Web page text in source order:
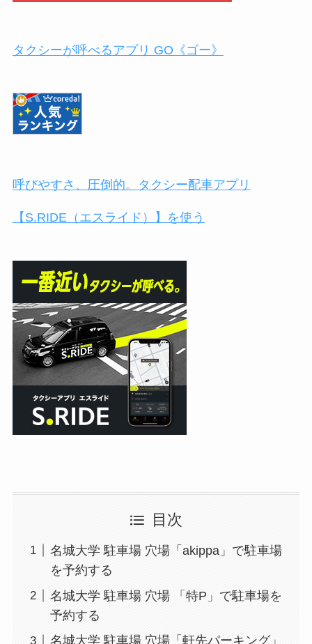
タクシーが呼べるアプリ GO《ゴー》
呼びやすさ、圧倒的。タクシー配車アプリ
【S.RIDE（エスライド）】を使う
目次
名城大学 駐車場 穴場「akippa」で駐車場
を予約する
名城大学 駐車場 穴場 「特P」で駐車場を
予約する
名城大学 駐車場 穴場「軒先パーキング」